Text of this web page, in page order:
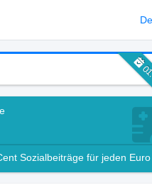
Sozialbeiträge für jeden Euro